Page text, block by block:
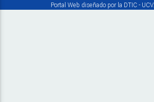
Portal Web diseñado por la DTIC - UCV.